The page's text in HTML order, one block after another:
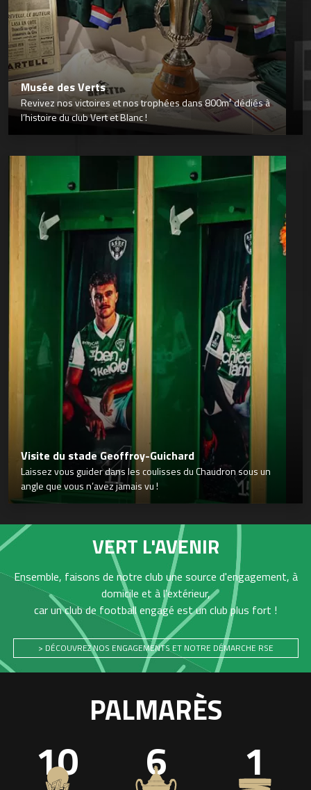
Musée des Verts
Revivez nos victoires et nos trophées dans 800m² dédiés à
l’histoire du club Vert et Blanc !
Visite du stade Geoffroy-Guichard
Laissez vous guider dans les coulisses du Chaudron sous un
angle que vous n’avez jamais vu !
VERT L'AVENIR
Ensemble, faisons de notre club une source d'engagement, à
domicile et à l'extérieur,
car un club de football engagé est un club plus fort !
> DÉCOUVREZ NOS ENGAGEMENTS ET NOTRE DÉMARCHE RSE
PALMARÈS
10 6 1